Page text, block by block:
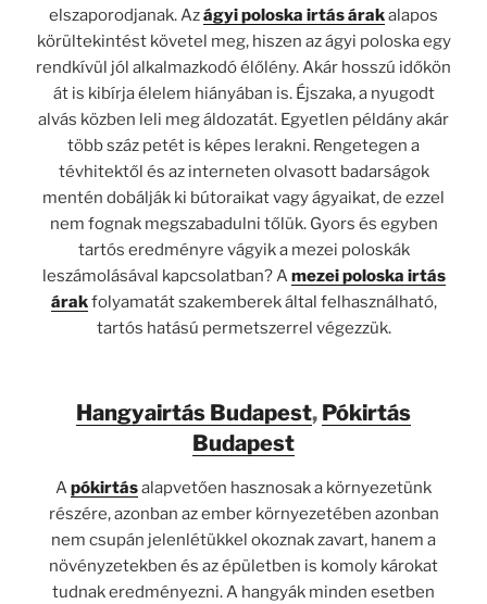
elszaporodjanak. Azágyi poloska irtás árakalapos
körültekintést követel meg, hiszen az ágyi poloska egy
rendkívül jól alkalmazkodó élőlény. Akár hosszú időkön
át is kibírja élelem hiányában is. Éjszaka, a nyugodt
alvás közben leli meg áldozatát. Egyetlen példány akár
több száz petét is képes lerakni. Rengetegen a
tévhitektől és az interneten olvasott badarságok
mentén dobálják ki bútoraikat vagy ágyaikat, de ezzel
nem fognak megszabadulni tőlük. Gyors és egyben
tartós eredményre vágyik a mezei poloskák
leszámolásával kapcsolatban? Amezei poloska irtás
árakfolyamatát szakemberek által felhasználható,
tartós hatású permetszerrel végezzük.
Hangyairtás Budapest, Pókirtás
Budapest
Apókirtásalapvetően hasznosak a környezetünk
részére, azonban az ember környezetében azonban
nem csupán jelenlétükkel okoznak zavart, hanem a
növényzetekben és az épületben is komoly károkat
tudnak eredményezni. A hangyák minden esetben